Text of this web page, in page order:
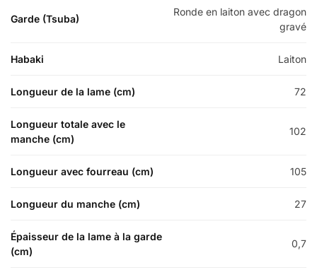
Garde (Tsuba)
Ronde en laiton avec dragon
gravé
Habaki Laiton
Longueur de la lame (cm) 72
Longueur totale avec le
manche (cm)
102
Longueur avec fourreau (cm) 105
Longueur du manche (cm) 27
Épaisseur de la lame à la garde
(cm)
0,7